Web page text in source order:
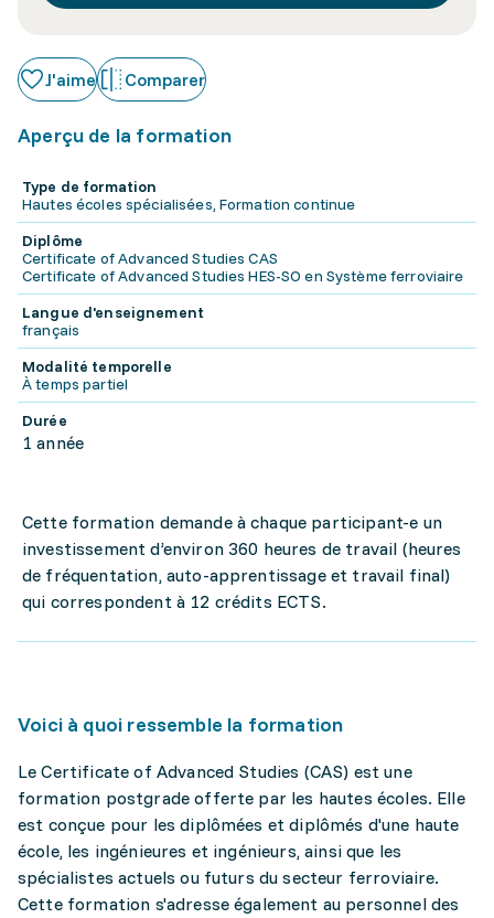
J'aime Comparer
Aperçu de la formation
Type de formation
Hautes écoles spécialisées, Formation continue
Diplôme
Certificate of Advanced Studies CAS
Certificate of Advanced Studies HES-SO en Système ferroviaire
Langue d'enseignement
français
Modalité temporelle
À temps partiel
Durée
1 année
Cette formation demande à chaque participant-e un
investissement d’environ 360 heures de travail (heures
de fréquentation, auto-apprentissage et travail final)
qui correspondent à 12 crédits ECTS.
Voici à quoi ressemble la formation
Le Certificate of Advanced Studies (CAS) est une
formation postgrade offerte par les hautes écoles. Elle
est conçue pour les diplômées et diplômés d'une haute
école, les ingénieures et ingénieurs, ainsi que les
spécialistes actuels ou futurs du secteur ferroviaire.
Cette formation s'adresse également au personnel des